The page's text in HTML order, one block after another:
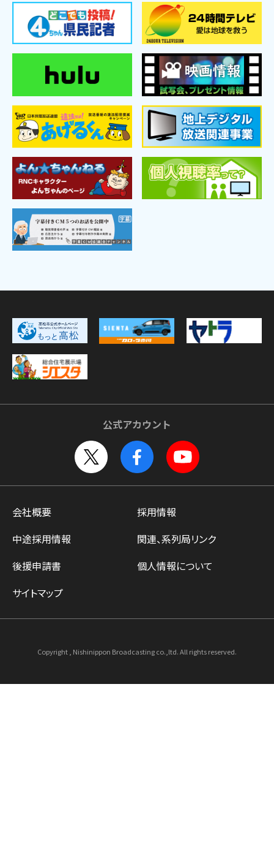
公式アカウント
会社概要
採用情報
中途採用情報
関連、系列局リンク
後援申請書
個人情報について
サイトマップ
Copyright , Nishinippon Broadcasting co.,ltd. All rights reserved.